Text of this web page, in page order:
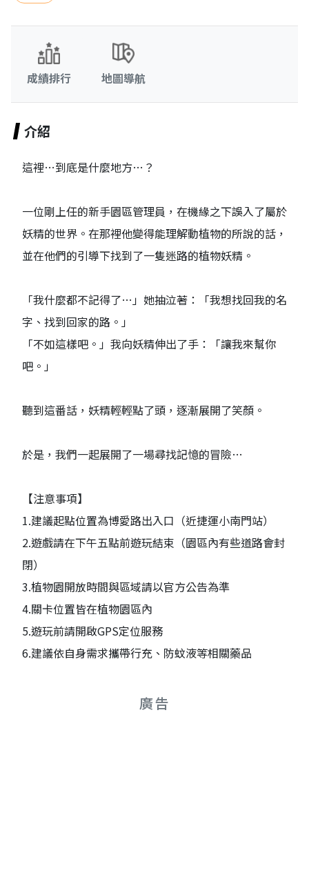
成績排行 地圖導航
介紹
這裡…到底是什麼地方…？
一位剛上任的新手園區管理員，在機緣之下誤入了屬於
妖精的世界。在那裡他變得能理解動植物的所說的話，
並在他們的引導下找到了一隻迷路的植物妖精。
「我什麼都不記得了…」她抽泣著：「我想找回我的名
字、找到回家的路。」
「不如這樣吧。」我向妖精伸出了手：「讓我來幫你
吧。」
聽到這番話，妖精輕輕點了頭，逐漸展開了笑顏。
於是，我們一起展開了一場尋找記憶的冒險…
【注意事項】
1.建議起點位置為博愛路出入口（近捷運小南門站）
2.遊戲請在下午五點前遊玩結束（園區內有些道路會封
閉）
3.植物園開放時間與區域請以官方公告為準
4.關卡位置皆在植物園區內
5.遊玩前請開啟GPS定位服務
6.建議依自身需求攜帶行充、防蚊液等相關藥品
廣告